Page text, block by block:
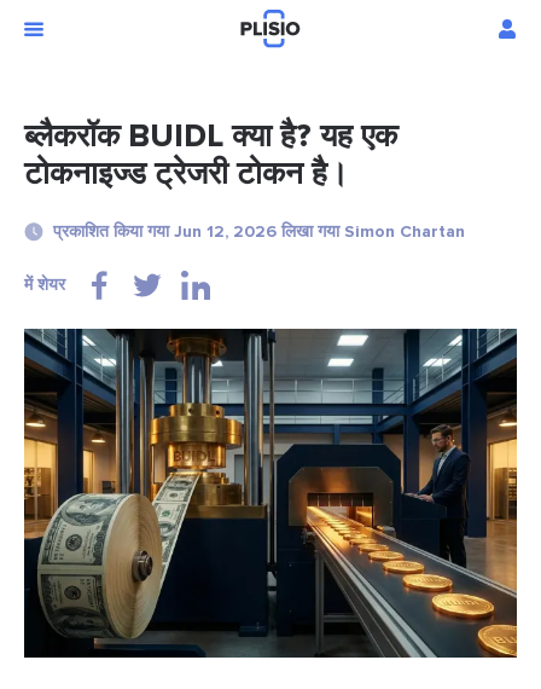
ब्लैकरॉक BUIDL क्या है? यह एक
टोकनाइज्ड ट्रेजरी टोकन है।
प्रकाशित किया गया Jun 12, 2026 लिखा गया Simon Chartan
में शेयर